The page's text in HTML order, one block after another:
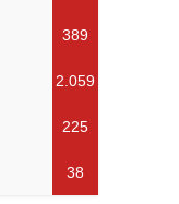
389
2.059
225
38